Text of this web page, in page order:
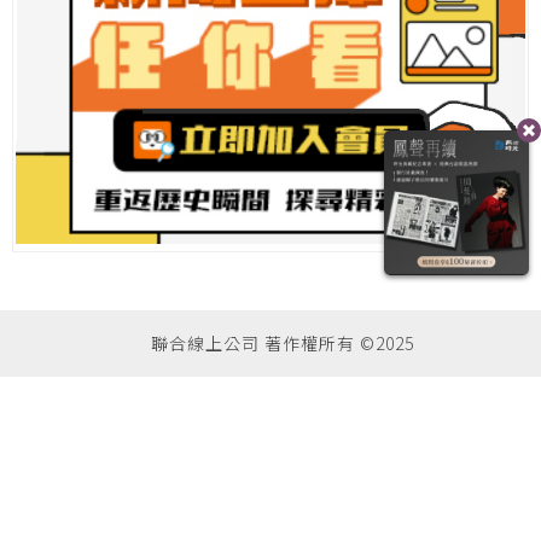
聯合線上公司 著作權所有 ©2025